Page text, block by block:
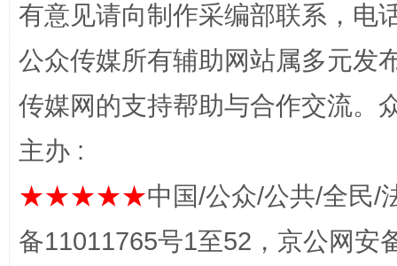
一颗心始终滚烫 还
完善运行机制助力责任有效落实
有意见请向制作采编部联系，电
公众传媒所有辅助网站属多元发
传媒网的支持帮助与合作交流。
主办 :
★★★★★中国/公众/公共/全民/
备11011765号1至52，京公网安